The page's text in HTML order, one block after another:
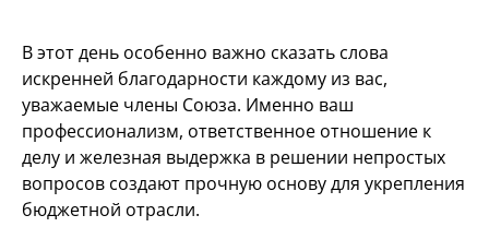
В этот день особенно важно сказать слова
искренней благодарности каждому из вас,
уважаемые члены Союза. Именно ваш
профессионализм, ответственное отношение к
делу и железная выдержка в решении непростых
вопросов создают прочную основу для укрепления
бюджетной отрасли.